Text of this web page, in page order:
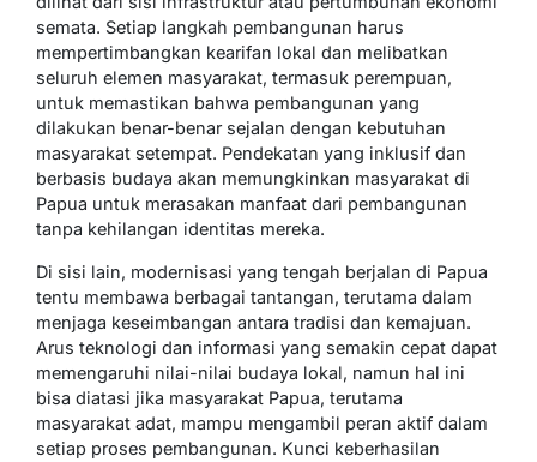
semata. Setiap langkah pembangunan harus
mempertimbangkan kearifan lokal dan melibatkan
seluruh elemen masyarakat, termasuk perempuan,
untuk memastikan bahwa pembangunan yang
dilakukan benar-benar sejalan dengan kebutuhan
masyarakat setempat. Pendekatan yang inklusif dan
berbasis budaya akan memungkinkan masyarakat di
Papua untuk merasakan manfaat dari pembangunan
tanpa kehilangan identitas mereka.
Di sisi lain, modernisasi yang tengah berjalan di Papua
tentu membawa berbagai tantangan, terutama dalam
menjaga keseimbangan antara tradisi dan kemajuan.
Arus teknologi dan informasi yang semakin cepat dapat
memengaruhi nilai-nilai budaya lokal, namun hal ini
bisa diatasi jika masyarakat Papua, terutama
masyarakat adat, mampu mengambil peran aktif dalam
setiap proses pembangunan. Kunci keberhasilan